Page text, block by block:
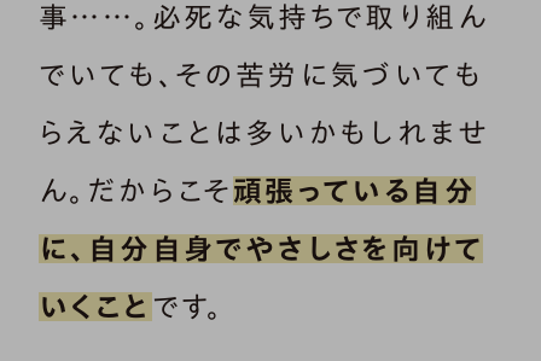
事……。必死な気持ちで取り組ん
でいても、その苦労に気づいても
らえないことは多いかもしれませ
ん。だからこそ 頑張っている自分
に、自分自身でやさしさを向けて
いくこと です。